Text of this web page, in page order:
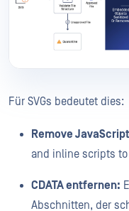
Für SVGs bedeutet dies:
Remove
and inline scripts
CDATA entfernen:
Abschnitten, der